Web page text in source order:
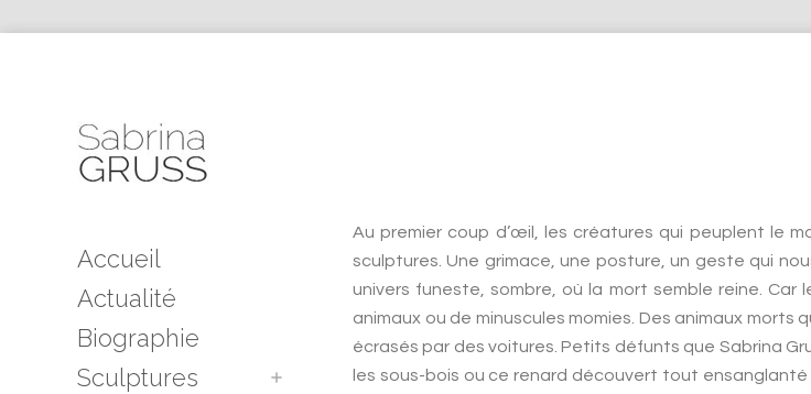
Accueil
Actualité
Biographie
Sculptures
Au premier coup d’œil, les créatures qui peuplent le
sculptures. Une grimace, une posture, un geste qui
univers funeste, sombre, où la mort semble reine.
animaux ou de minuscules momies. Des animaux morts
écrasés par des voitures. Petits défunts que Sabrina
les sous-bois ou ce renard découvert tout